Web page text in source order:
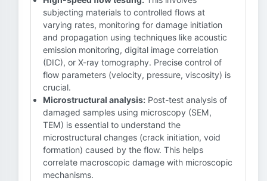
subjecting materials to controlled flows at
varying rates, monitoring for damage initiation
and propagation using techniques like acoustic
emission monitoring, digital image correlation
(DIC), or X-ray tomography. Precise control of
flow parameters (velocity, pressure, viscosity) is
crucial.
Microstructural analysis: Post-test analysis of
damaged samples using microscopy (SEM,
TEM) is essential to understand the
microstructural changes (crack initiation, void
formation) caused by the flow. This helps
correlate macroscopic damage with microscopic
mechanisms.